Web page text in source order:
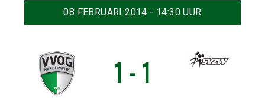
08 FEBRUARI 2014 - 14:30 UUR
1 - 1